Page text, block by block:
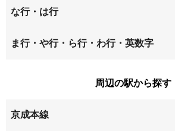
井野
上座
な行・は行
中志津 西志津
ま行・や行・ら行・わ行・英数字
周辺の駅から探す
京成本線